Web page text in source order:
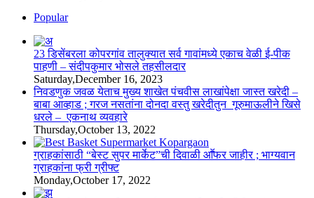
Popular
23 डिसेंबरला कोपरगांव तालुक्‍यात सर्व गावांमध्ये एकाच वेळी ई-पीक
पाहणी – संदीपकुमार भोसले तहसीलदार
Saturday,December 16, 2023
निवडणुक जवळ येताच मुख्य शाखेत पंचवीस लाखांपेक्षा जास्त खरेदी –
बाबा आव्हाड ; गरज नसतांना दोनदा वस्तु खरेदीतुन गूरुमाऊलीने खिसे
धरले – एकनाथ व्यवहारे
Thursday,October 13, 2022
ग्राहकांसाठी “बेस्ट सुपर मार्केट”ची दिवाळी आॕफर जाहीर ; भाग्यवान
ग्राहकांना फ्री ग्रीफ्ट
Monday,October 17, 2022